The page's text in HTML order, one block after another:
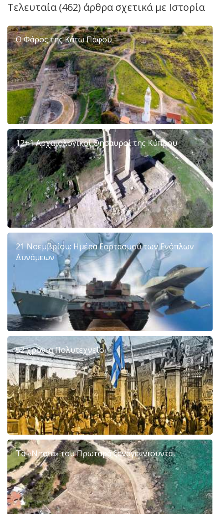
Τελευταία (462) άρθρα σχετικά με Ιστορία
Ο Φάρος της Κάτω Πάφου
12+1 Αρχαιολογικοί Θησαυροί της Κύπρου
21 Νοεμβρίου: Ημέρα Εορτασμού των Ενόπλων
Δυνάμεων
52 χρόνια Πολυτεχνείο
Τα «Νησιά» του Πρωταρά ξαναγεννιούνται